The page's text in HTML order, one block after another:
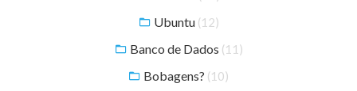
Ubuntu (12)
Banco de Dados (11)
Bobagens? (10)